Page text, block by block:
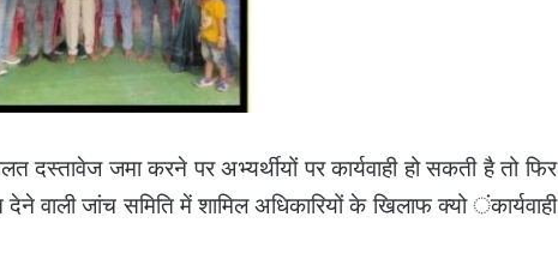
जमा करने पर अभ्यर्थीयों पर कार्यवाही हो सकती है तो फिर
देने वाली जांच समिति में शामिल अधिकारियों के खिलाफ क्यो ंकार्यवाही